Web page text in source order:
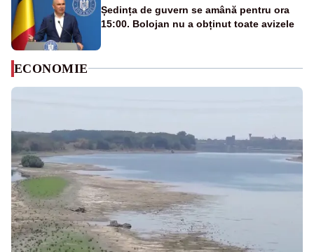
Ședința de guvern se amână pentru ora
15:00. Bolojan nu a obținut toate avizele
ECONOMIE